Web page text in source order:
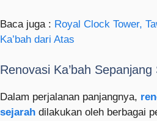
Baca juga : Royal Clock Tower,
Ka’bah dari Atas
Renovasi Ka’bah Sepanjang
Dalam perjalanan panjangnya,
sejarah dilakukan oleh berbagai